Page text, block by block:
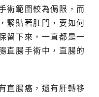
術範圍較為侷限，而
緊貼著肛門，要如何
留下來，一直都是一
直腸手術中，直腸的
直腸癌，還有肝轉移